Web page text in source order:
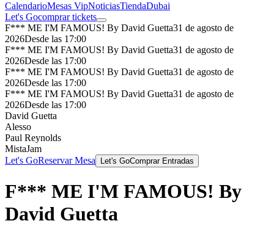
CalendarioMesas VipNoticiasTiendaDubai
Let's Gocomprar tickets
F*** ME I'M FAMOUS! By David Guetta31 de agosto de
2026Desde las 17:00
F*** ME I'M FAMOUS! By David Guetta31 de agosto de
2026Desde las 17:00
F*** ME I'M FAMOUS! By David Guetta31 de agosto de
2026Desde las 17:00
F*** ME I'M FAMOUS! By David Guetta31 de agosto de
2026Desde las 17:00
David Guetta
Alesso
Paul Reynolds
MistaJam
Let's GoReservar Mesa Let's GoComprar Entradas
F*** ME I'M FAMOUS! By
David Guetta